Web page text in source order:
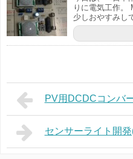
りに電気工作。
少しおやすみし
PV用DCDCコンバ
センサーライト開